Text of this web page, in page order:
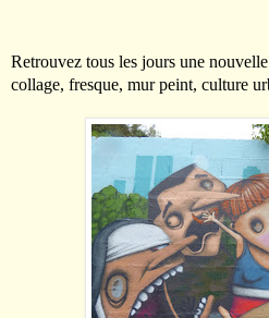
Retrouvez tous les jours une
collage, fresque, mur peint, culture